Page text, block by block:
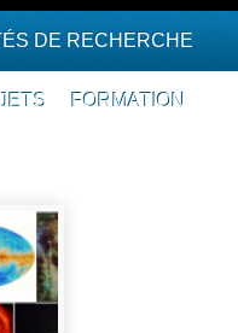
DE RECHERCHE
FORMATION